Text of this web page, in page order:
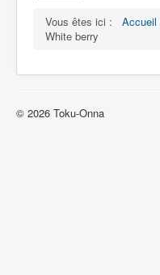
Vous êtes ici :
Accueil
White berry
© 2026 Toku-Onna